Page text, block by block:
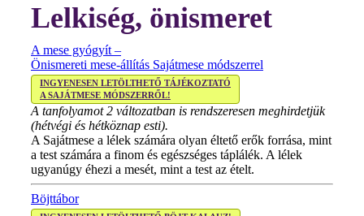
Lelkiség, önismeret
A mese gyógyít –
Önismereti mese-állítás Sajátmese módszerrel
INGYENESEN LETÖLTHETŐ TÁJÉKOZTATÓ
A SAJÁTMESE MÓDSZERRŐL!
A tanfolyamot 2 változatban is rendszeresen meghirdetjük
(hétvégi és hétköznap esti).
A Sajátmese a lélek számára olyan éltető erők forrása, mint
a test számára a finom és egészséges táplálék. A lélek
ugyanúgy éhezi a mesét, mint a test az ételt.
Böjttábor